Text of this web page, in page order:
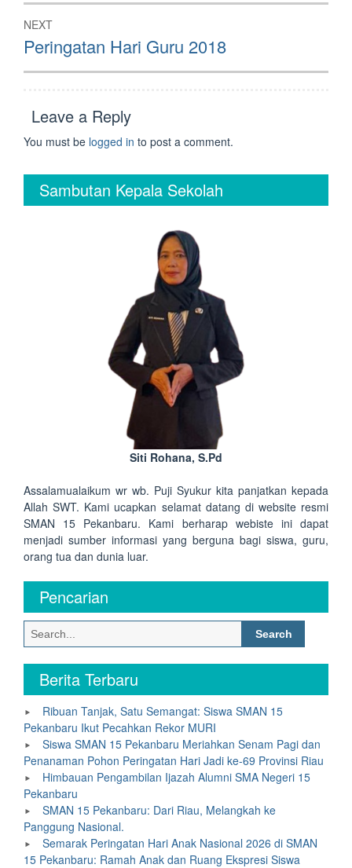
NEXT
Next
post:
Peringatan Hari Guru 2018
Leave a Reply
You must be logged in to post a comment.
Sambutan Kepala Sekolah
Siti Rohana, S.Pd
Assalamualaikum wr wb. Puji Syukur kita panjatkan kepada
Allah SWT. Kami ucapkan selamat datang di website resmi
SMAN 15 Pekanbaru. Kami berharap webiste ini dapat
menjadi sumber informasi yang berguna bagi siswa, guru,
orang tua dan dunia luar.
Pencarian
Search
for:
Berita Terbaru
Ribuan Tanjak, Satu Semangat: Siswa SMAN 15
Pekanbaru Ikut Pecahkan Rekor MURI
Siswa SMAN 15 Pekanbaru Meriahkan Senam Pagi dan
Penanaman Pohon Peringatan Hari Jadi ke-69 Provinsi Riau
Himbauan Pengambilan Ijazah Alumni SMA Negeri 15
Pekanbaru
SMAN 15 Pekanbaru: Dari Riau, Melangkah ke
Panggung Nasional.
Semarak Peringatan Hari Anak Nasional 2026 di SMAN
15 Pekanbaru: Ramah Anak dan Ruang Ekspresi Siswa